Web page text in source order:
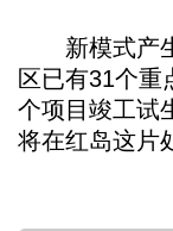
新模式产生
区已有31个重
个项目竣工试
将在红岛这片